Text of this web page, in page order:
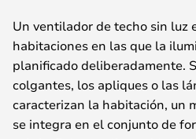
Un ventilador de techo sin luz
habitaciones en las que la
planificado deliberadamente.
colgantes, los apliques o las
caracterizan la habitación, un
se integra en el conjunto de